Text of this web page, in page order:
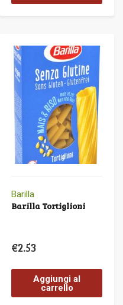
Barilla
Barilla Tortiglioni
€2.53
Aggiungi al
carrello